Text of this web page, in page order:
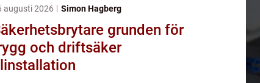
augusti 2026 Simon Hagberg
grunden för
och driftsäker